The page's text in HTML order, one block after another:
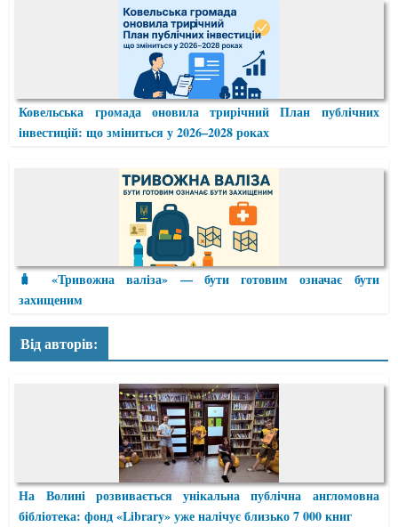
Ковельська громада оновила трирічний План публічних
інвестицій: що зміниться у 2026–2028 роках
🧳 «Тривожна валіза» — бути готовим означає бути
захищеним
Від авторів:
На Волині розвивається унікальна публічна англомовна
бібліотека: фонд «Library» уже налічує близько 7 000 книг